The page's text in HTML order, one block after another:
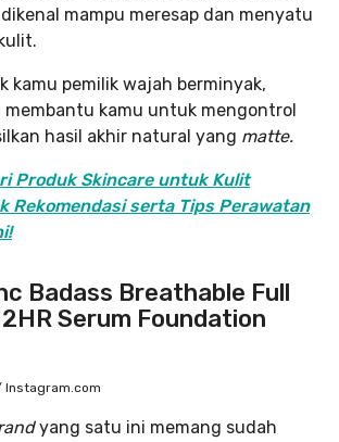
mampu meresap dan menyatu
kamu pemilik wajah berminyak,
membantu kamu untuk mengontrol
hasil akhir natural yang matte.
Produk Skincare untuk Kulit
Rekomendasi serta Tips Perawatan
Badass Breathable Full
Serum Foundation
yang satu ini memang sudah